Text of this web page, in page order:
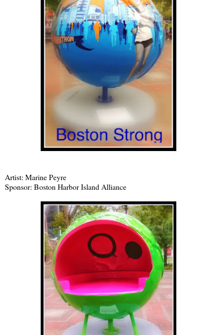
Artist: Marine Peyre
Sponsor: Boston Harbor Island Alliance